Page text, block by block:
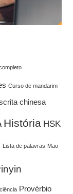
Curso de mandarim
chinesa
História HSK
Lista de palavras Mao
Provérbio